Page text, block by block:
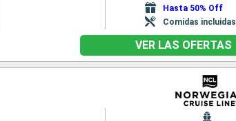
Hasta 50% Off
Comidas incluidas
VER LAS OFERTAS